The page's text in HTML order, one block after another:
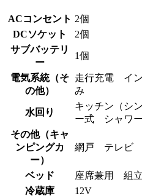
ACコンセント 2個
DCソケット
2個
サブバッテリ
ー
1個
電気系統（そ
の他）
走行充電 イ
み
水回り
キッチン（シ
ー式 シャワ
その他（キャ
ンピングカ
ー）
網戸 テレビ
ベッド
座席兼用 組
冷蔵庫
12V